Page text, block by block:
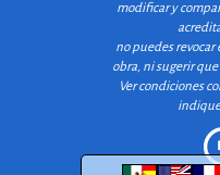
modificar y
no puedes revocar
obra, ni sugerir
Ver condiciones